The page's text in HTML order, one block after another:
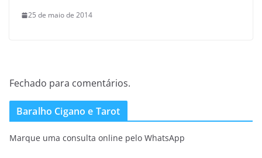
25 de maio de 2014
Fechado para comentários.
Baralho Cigano e Tarot
Marque uma consulta online pelo WhatsApp